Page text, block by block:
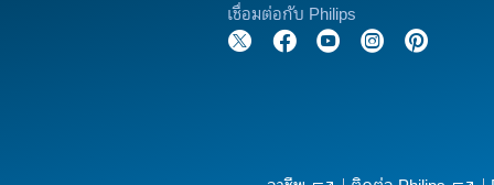
เชื่อมต่อกับ Philips